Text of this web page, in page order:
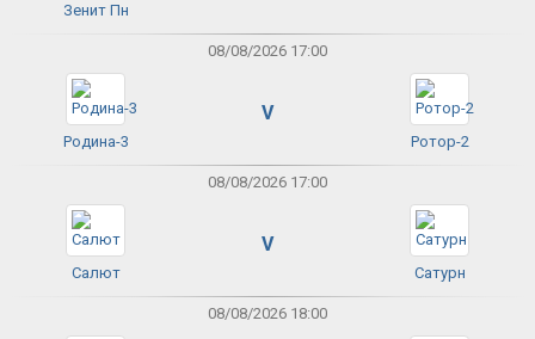
Зенит Пн
08/08/2026 17:00
Родина-3
V
Ротор-2
08/08/2026 17:00
Салют
V
Сатурн
08/08/2026 18:00